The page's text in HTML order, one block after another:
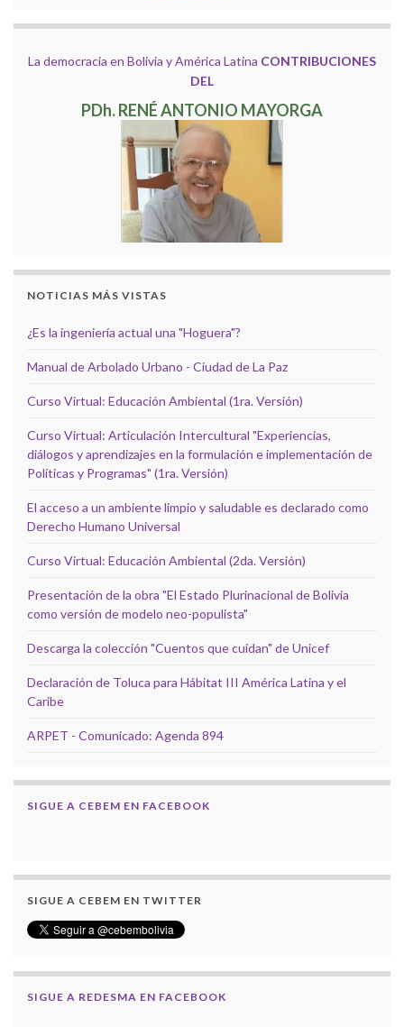
La democracia en Bolivia y América Latina CONTRIBUCIONES
DEL
PDh. RENÉ ANTONIO MAYORGA
NOTICIAS MÁS VISTAS
¿Es la ingeniería actual una "Hoguera"?
Manual de Arbolado Urbano - Ciudad de La Paz
Curso Virtual: Educación Ambiental (1ra. Versión)
Curso Virtual: Articulación Intercultural "Experiencias,
diálogos y aprendizajes en la formulación e implementación de
Políticas y Programas" (1ra. Versión)
El acceso a un ambiente limpio y saludable es declarado como
Derecho Humano Universal
Curso Virtual: Educación Ambiental (2da. Versión)
Presentación de la obra "El Estado Plurinacional de Bolivia
como versión de modelo neo-populista"
Descarga la colección "Cuentos que cuidan" de Unicef
Declaración de Toluca para Hábitat III América Latina y el
Caribe
ARPET - Comunicado: Agenda 894
SIGUE A CEBEM EN FACEBOOK
SIGUE A CEBEM EN TWITTER
SIGUE A REDESMA EN FACEBOOK